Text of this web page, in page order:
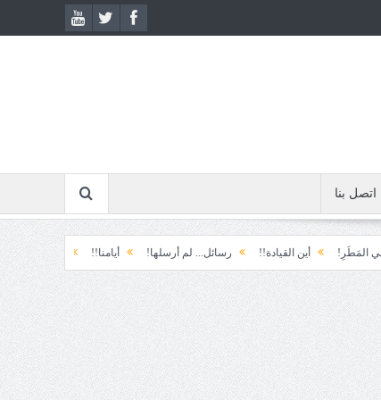
اتصل بنا
أين القيادة!! رسائل... لم أرسلها! أيامنا!! خيبة الأمل.... الأولى!